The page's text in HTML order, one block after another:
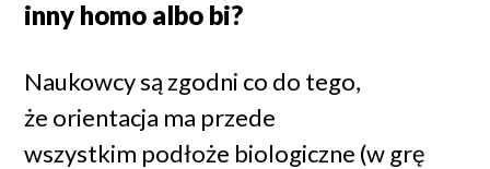
inny homo albo bi?
Naukowcy są zgodni co do tego,
że orientacja ma przede
wszystkim podłoże biologiczne (w grę